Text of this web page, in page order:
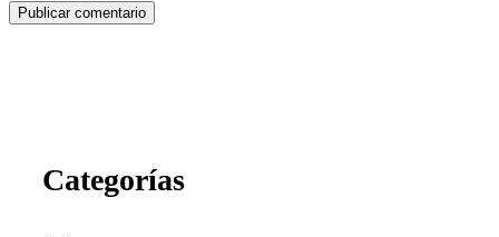
Categorías